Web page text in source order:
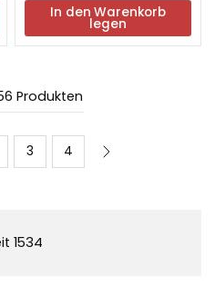
In den Warenkorb
legen
Produkten
3 4
1534